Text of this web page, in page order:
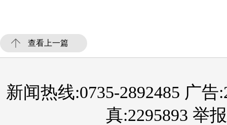
查看上一篇
新闻热线:0735-2892485 广告
真:2295893 举